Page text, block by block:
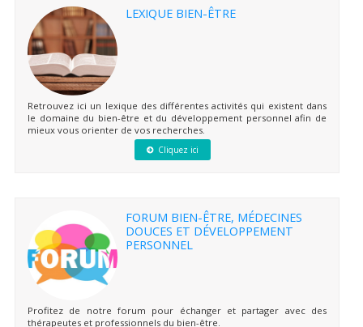
LEXIQUE BIEN-ÊTRE
Retrouvez ici un lexique des différentes activités qui existent dans
le domaine du bien-être et du développement personnel afin de
mieux vous orienter de vos recherches.
Cliquez ici
FORUM BIEN-ÊTRE, MÉDECINES
DOUCES ET DÉVELOPPEMENT
PERSONNEL
Profitez de notre forum pour échanger et partager avec des
thérapeutes et professionnels du bien-être.